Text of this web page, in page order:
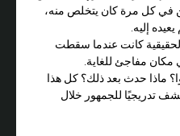
في كل مرة كان يتخلص منه،
إليه.
كانت عندما سقطت
مكان مفاجئ للغاية.
ماذا حدث بعد ذلك؟ كل هذا
تدريجيًا للجمهور خلال